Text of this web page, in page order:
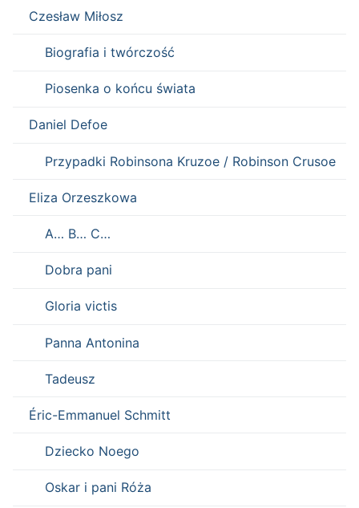
Czesław Miłosz
Biografia i twórczość
Piosenka o końcu świata
Daniel Defoe
Przypadki Robinsona Kruzoe / Robinson Crusoe
Eliza Orzeszkowa
A… B… C…
Dobra pani
Gloria victis
Panna Antonina
Tadeusz
Éric-Emmanuel Schmitt
Dziecko Noego
Oskar i pani Róża